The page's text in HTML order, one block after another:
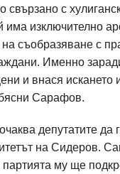
свързано с
има изключително
съобразяване с
Именно
и внася искането
Сарафов.
депутатите да
на Сидеров.
му ще